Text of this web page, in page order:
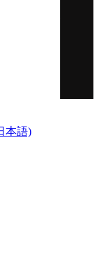
本語)